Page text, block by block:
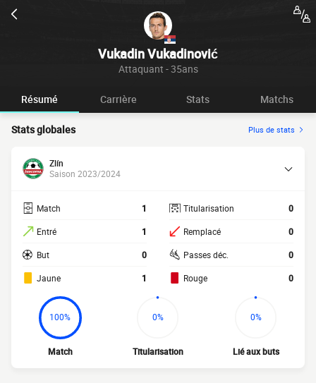
Vukadin Vukadinović
Attaquant - 35ans
Résumé Carrière Stats Matchs
Stats globales Plus de stats
Zlín
Saison 2023/2024
Match 1
Entré 1
But 0
Jaune 1
Titularisation 0
Remplacé 0
Passes déc. 0
Rouge 0
100%
Match
0%
Titularisation
0%
Lié aux buts